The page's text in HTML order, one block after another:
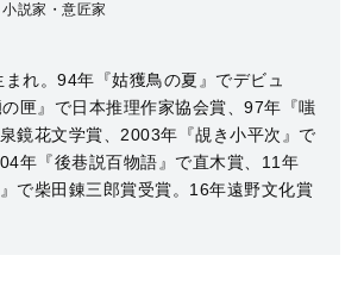
小説家・意匠家
れ。94年『姑獲鳥の夏』でデビュ
匣』で日本推理作家協会賞、97年『嗤
鏡花文学賞、2003年『覘き小平次』で
年『後巷説百物語』で直木賞、11年
』で柴田錬三郎賞受賞。16年遠野文化賞